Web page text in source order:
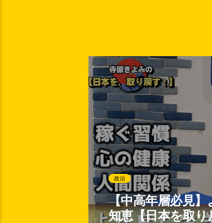
政治
【中高年層必見
知恵【日本を取り